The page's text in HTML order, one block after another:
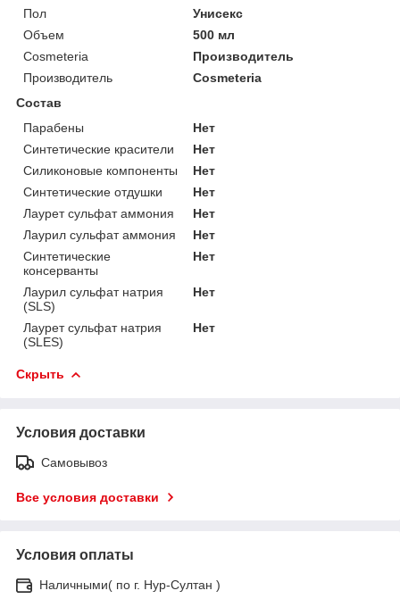
Пол
Унисекс
Объем
500 мл
Cosmeteria
Производитель
Производитель
Cosmeteria
Состав
Парабены
Нет
Синтетические красители
Нет
Силиконовые компоненты
Нет
Синтетические отдушки
Нет
Лаурет сульфат аммония
Нет
Лаурил сульфат аммония
Нет
Синтетические
консерванты
Нет
Лаурил сульфат натрия
(SLS)
Нет
Лаурет сульфат натрия
(SLES)
Нет
Скрыть
Условия доставки
Самовывоз
Все условия доставки
Условия оплаты
Наличными( по г. Нур-Султан )